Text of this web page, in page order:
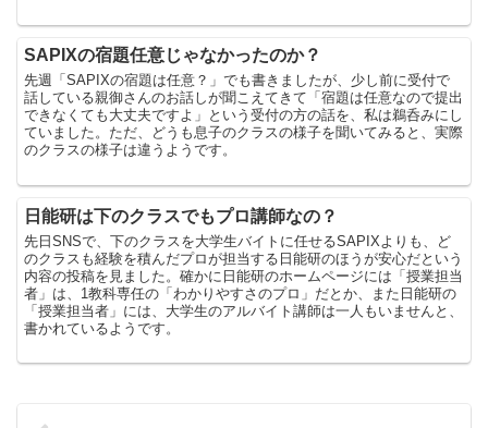
SAPIXの宿題任意じゃなかったのか？
先週「SAPIXの宿題は任意？」でも書きましたが、少し前に受付で
話している親御さんのお話しが聞こえてきて「宿題は任意なので提出
できなくても大丈夫ですよ」という受付の方の話を、私は鵜呑みにし
ていました。ただ、どうも息子のクラスの様子を聞いてみると、実際
のクラスの様子は違うようです。
日能研は下のクラスでもプロ講師なの？
先日SNSで、下のクラスを大学生バイトに任せるSAPIXよりも、ど
のクラスも経験を積んだプロが担当する日能研のほうが安心だという
内容の投稿を見ました。確かに日能研のホームページには「授業担当
者」は、1教科専任の「わかりやすさのプロ」だとか、また日能研の
「授業担当者」には、大学生のアルバイト講師は一人もいませんと、
書かれているようです。